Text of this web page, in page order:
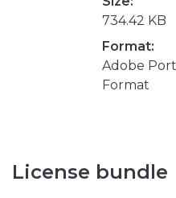
734.42 KB
Format:
Adobe
Format
License bundle